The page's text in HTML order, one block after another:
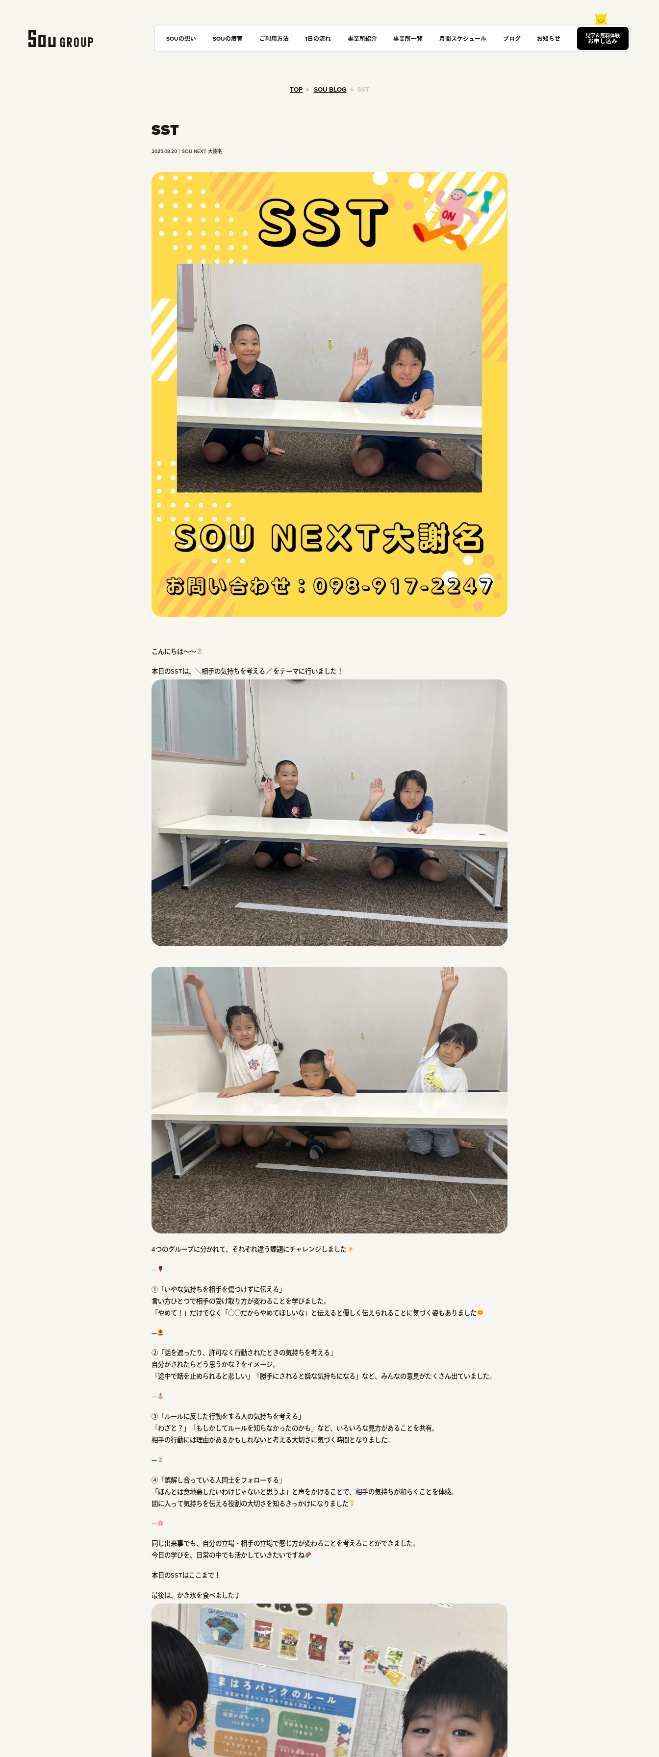
SOUの想い SOUの療育 ご利用方法 1日の流れ 事業所紹介 事業所一覧 月間スケジュール ブログ お知らせ 見学＆無料体験
お申し込み
TOP SOU BLOG SST
SST
2025.08.20 SOU NEXT 大謝名
こんにちは～～
本日のSSTは、＼相手の気持ちを考える／ をテーマに行いました！
4つのグループに分かれて、それぞれ違う課題にチャレンジしました
—
①「いやな気持ちを相手を傷つけずに伝える」
言い方ひとつで相手の受け取り方が変わることを学びました。
「やめて！」だけでなく「○○だからやめてほしいな」と伝えると優しく伝えられることに気づく姿もありました
—
②「話を遮ったり、許可なく行動されたときの気持ちを考える」
自分がされたらどう思うかな？をイメージ。
「途中で話を止められると悲しい」「勝手にされると嫌な気持ちになる」など、みんなの意見がたくさん出ていました。
—
③「ルールに反した行動をする人の気持ちを考える」
「わざと？」「もしかしてルールを知らなかったのかも」など、いろいろな見方があることを共有。
相手の行動には理由があるかもしれないと考える大切さに気づく時間となりました。
—
④「誤解し合っている人同士をフォローする」
「ほんとは意地悪したいわけじゃないと思うよ」と声をかけることで、相手の気持ちが和らぐことを体感。
間に入って気持ちを伝える役割の大切さを知るきっかけになりました
—
同じ出来事でも、自分の立場・相手の立場で感じ方が変わることを考えることができました。
今日の学びを、日常の中でも活かしていきたいですね
本日のSSTはここまで！
最後は、かき氷を食べました♪